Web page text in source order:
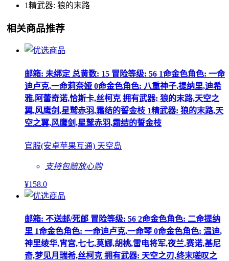
1精武器: 狼的末路
相关商品推荐
邮箱: 未绑定 总黄数: 15 冒险等级: 56 1命金色角色: 一命
迪卢克,一命莉奈娅 0命金色角色: 八重神子,提纳里,迪希
雅,阿蕾奇诺,恰斯卡,丝柯克 拥有武器: 狼的末路,天空之
翼,风鹰剑,星鹫赤羽,霜结的誓金枝 1精武器: 狼的末路,天
空之翼,风鹰剑,星鹫赤羽,霜结的誓金枝
官服(安卓苹果互通) 天空岛
支持包赔放心购
¥158.0
邮箱: 不送邮/死邮 冒险等级: 56 2命金色角色: 二命提纳
里 1命金色角色: 一命迪卢克,一命琴 0命金色角色: 温迪,
神里绫华,宵宫,七七,莫娜,胡桃,雷电将军,夜兰,赛诺,基尼
奇,梦见月瑞希,丝柯克 拥有武器: 天空之刃,终末嗟叹之